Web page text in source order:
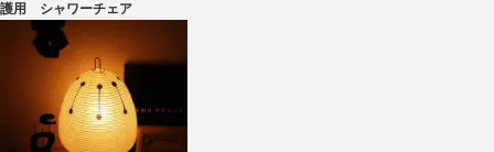
護用 シャワーチェア